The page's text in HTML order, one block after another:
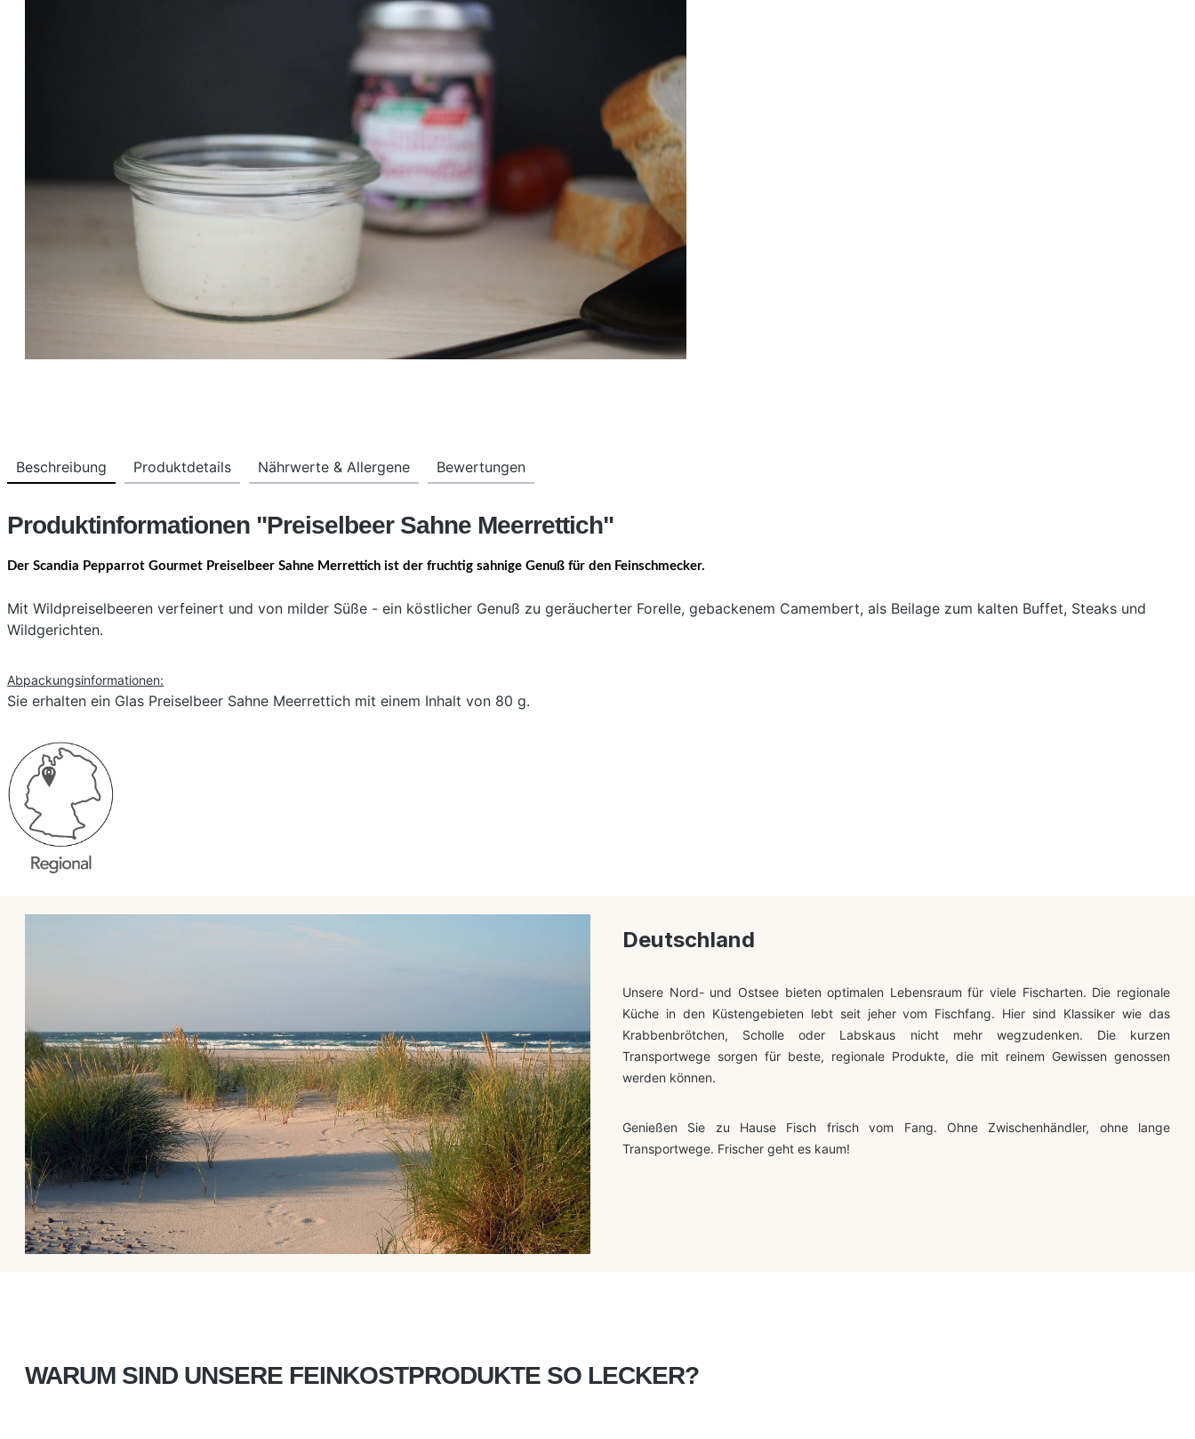
Beschreibung Produktdetails Nährwerte & Allergene Bewertungen
Produktinformationen "Preiselbeer Sahne Meerrettich"
Der Scandia Pepparrot Gourmet Preiselbeer Sahne Merrettich ist der fruchtig sahnige Genuß für den Feinschmecker.
Mit Wildpreiselbeeren verfeinert und von milder Süße - ein köstlicher Genuß zu geräucherter Forelle, gebackenem Camembert, als Beilage zum kalten Buffet, Steaks und
Wildgerichten.
Abpackungsinformationen:
Sie erhalten ein Glas Preiselbeer Sahne Meerrettich mit einem Inhalt von 80 g.
Deutschland
Unsere Nord- und Ostsee bieten optimalen Lebensraum für viele Fischarten. Die regionale
Küche in den Küstengebieten lebt seit jeher vom Fischfang. Hier sind Klassiker wie das
Krabbenbrötchen, Scholle oder Labskaus nicht mehr wegzudenken. Die kurzen
Transportwege sorgen für beste, regionale Produkte, die mit reinem Gewissen genossen
werden können.
Genießen Sie zu Hause Fisch frisch vom Fang. Ohne Zwischenhändler, ohne lange
Transportwege. Frischer geht es kaum!
WARUM SIND UNSERE FEINKOSTPRODUKTE SO LECKER?